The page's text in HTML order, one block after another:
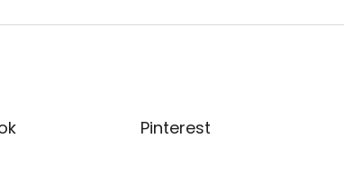
Pinterest